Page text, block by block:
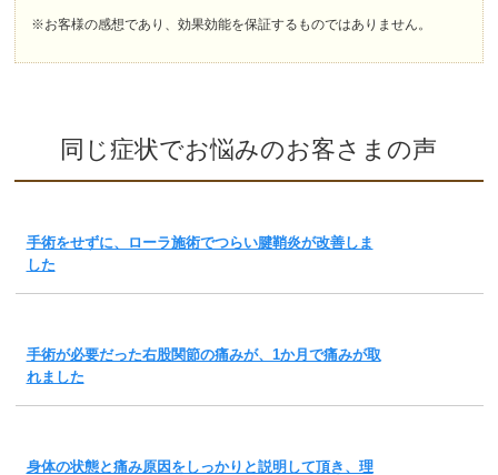
※お客様の感想であり、効果効能を保証するものではありません。
同じ症状でお悩みのお客さまの声
手術をせずに、ローラ施術でつらい腱鞘炎が改善しま
した
手術が必要だった右股関節の痛みが、1か月で痛みが取
れました
身体の状態と痛み原因をしっかりと説明して頂き、理